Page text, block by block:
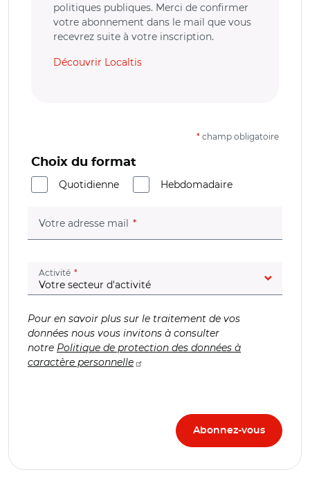
politiques publiques. Merci de confirmer
votre abonnement dans le mail que vous
recevrez suite à votre inscription.
Découvrir Localtis
* champ obligatoire
Choix du format
Quotidienne
Hebdomadaire
Votre adresse mail (champ obligatoire)
Activité (champ obligatoire)
Pour en savoir plus sur le traitement de vos
données nous vous invitons à consulter
notre Politique de protection des données à
caractère personnelle